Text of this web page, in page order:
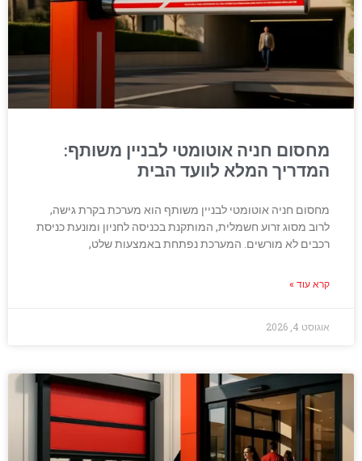
מחסום חניה אוטומטי לבניין משותף:
המדריך המלא לוועד הבית
מחסום חניה אוטומטי לבניין משותף הוא מערכת בקרת גישה,
לרוב מסוג זרוע חשמלית, המותקנת בכניסה לחניון ומונעת כניסת
רכבים לא מורשים. המערכת נפתחת באמצעות שלט,
קרא עוד »
אוגוסט 4, 2026